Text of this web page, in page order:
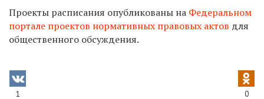
Проекты расписания опубликованы на Федеральном
портале проектов нормативных правовых актов для
общественного обсуждения.
1 0